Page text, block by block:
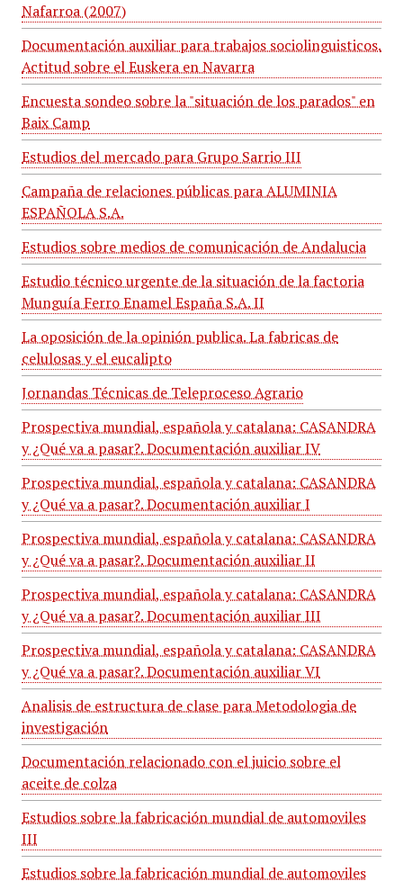
Nafarroa (2007)
Documentación auxiliar para trabajos sociolinguisticos.
Actitud sobre el Euskera en Navarra
Encuesta sondeo sobre la "situación de los parados" en
Baix Camp
Estudios del mercado para Grupo Sarrio III
Campaña de relaciones públicas para ALUMINIA
ESPAÑOLA S.A.
Estudios sobre medios de comunicación de Andalucia
Estudio técnico urgente de la situación de la factoria
Munguía Ferro Enamel España S.A. II
La oposición de la opinión publica. La fabricas de
celulosas y el eucalipto
Jornandas Técnicas de Teleproceso Agrario
Prospectiva mundial, española y catalana: CASANDRA
y ¿Qué va a pasar?. Documentación auxiliar IV
Prospectiva mundial, española y catalana: CASANDRA
y ¿Qué va a pasar?. Documentación auxiliar I
Prospectiva mundial, española y catalana: CASANDRA
y ¿Qué va a pasar?. Documentación auxiliar II
Prospectiva mundial, española y catalana: CASANDRA
y ¿Qué va a pasar?. Documentación auxiliar III
Prospectiva mundial, española y catalana: CASANDRA
y ¿Qué va a pasar?. Documentación auxiliar VI
Analisis de estructura de clase para Metodologia de
investigación
Documentación relacionado con el juicio sobre el
aceite de colza
Estudios sobre la fabricación mundial de automoviles
III
Estudios sobre la fabricación mundial de automoviles